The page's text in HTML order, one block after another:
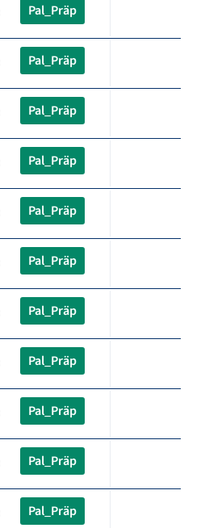
Pal_Präp
Pal_Präp
Pal_Präp
Pal_Präp
Pal_Präp
Pal_Präp
Pal_Präp
Pal_Präp
Pal_Präp
Pal_Präp
Pal_Präp